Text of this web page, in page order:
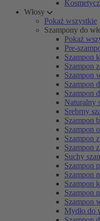
Włosy
Pokaż wszystkie
Szampony do
Pokaż
Pre-
Szampon
Szampon
Szampon
Szampon
Szampon
Naturalny
Srebrny
Szampon
Szampon
Szampon
Szampon
Suchy
Szampon
Szampon
Szampon
Szampon
Szampon
Mydło do